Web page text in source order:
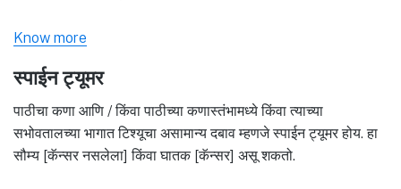
Know more
स्पाईन ट्यूमर
पाठीचा कणा आणि / किंवा पाठीच्या कणास्तंभामध्ये किंवा त्याच्या
सभोवतालच्या भागात टिश्यूचा असामान्य दबाव म्हणजे स्पाईन ट्यूमर होय. हा
सौम्य [कॅन्सर नसलेला] किंवा घातक [कॅन्सर] असू शकतो.